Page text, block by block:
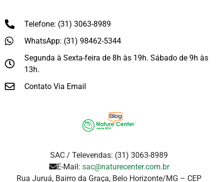
Telefone: (31) 3063-8989
WhatsApp: (31) 98462-5344
Segunda à Sexta-feira de 8h às 19h. Sábado de 9h às
13h.
Contato Via Email
SAC / Televendas: (31) 3063-8989
E-Mail: sac@naturecenter.com.br
Rua Juruá, Bairro da Graça, Belo Horizonte/MG – CEP